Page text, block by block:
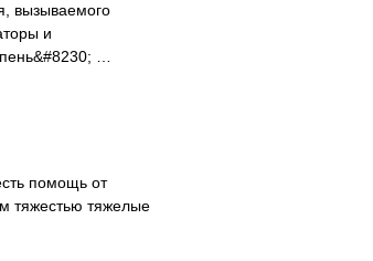
вызываемого
и
…
помощь от
тяжестью тяжелые